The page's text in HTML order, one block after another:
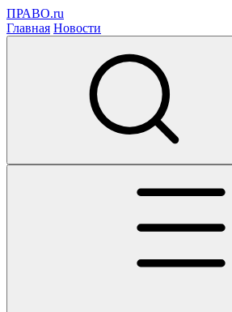
ПРАВО.ru
Главная Новости